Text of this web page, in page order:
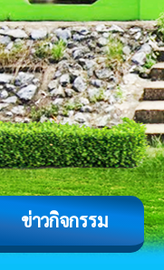
ข่าวกิจกรรม